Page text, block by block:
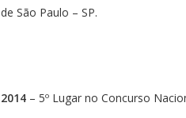
de São Paulo – SP.
2014 – 5º Lugar no Concurso